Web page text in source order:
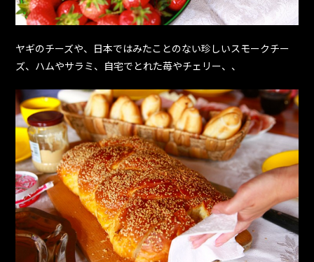
ヤギのチーズや、日本ではみたことのない珍しいスモークチー
ズ、ハムやサラミ、自宅でとれた苺やチェリー、、